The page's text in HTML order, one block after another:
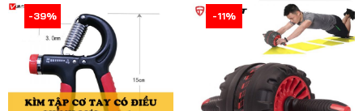
-39%
-39% -12%
-11%